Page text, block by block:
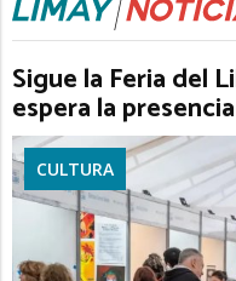
Sigue la Feria del
espera la
CULTURA